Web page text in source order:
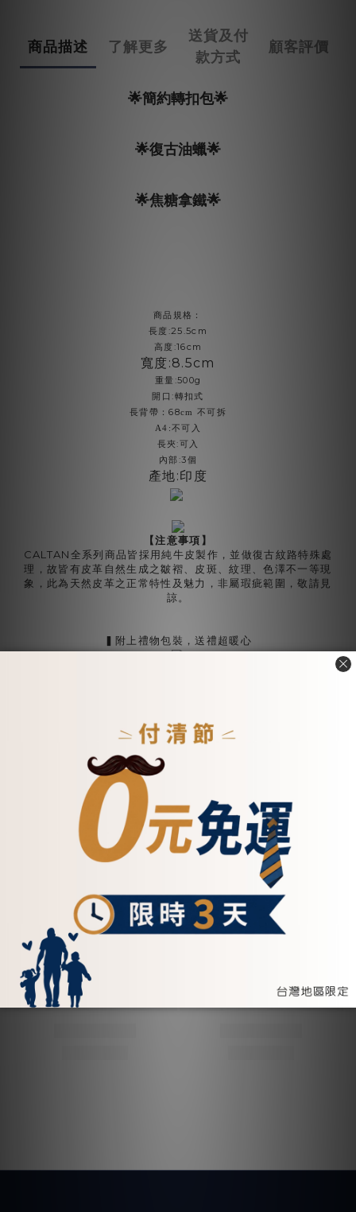
商品描述 了解更多
送貨及付
款方式
顧客評價
🌟簡約轉扣包🌟
🌟復古油蠟🌟
🌟焦糖拿鐵🌟
商品規格：
長度 :25.5cm
高度 :16cm
寬度 :8.5cm
重量 :500g
開口 :轉扣式
長背帶：68cm 不可 拆
A4:不可入
長夾 :可入
內部 :3個
產地:印度
【注意事項】
CALTAN全系列商品皆採用純牛皮製作，並做復古紋路特殊處
理，故皆有皮革自然生成之皺褶、皮斑、紋理、色澤不一等現
象，此為天然皮革之正常特性及魅力，非屬瑕疵範圍，敬請見
諒。
▍附上禮物包裝，送禮超暖心
您可能喜歡...